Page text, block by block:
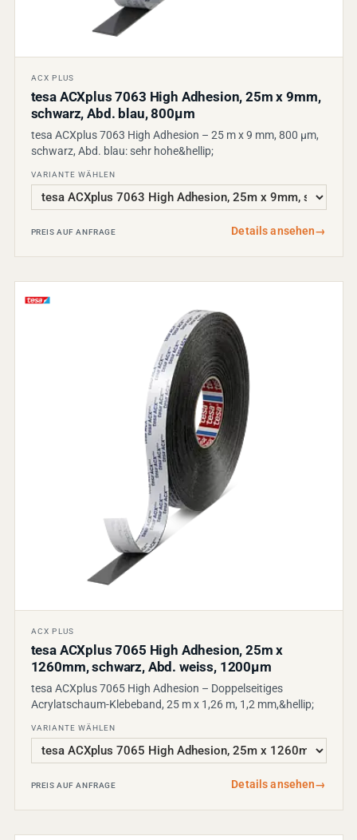
ACX PLUS
tesa ACXplus 7063 High Adhesion, 25m x 9mm,
schwarz, Abd. blau, 800µm
tesa ACXplus 7063 High Adhesion – 25 m x 9 mm, 800 µm,
schwarz, Abd. blau: sehr hohe&hellip;
VARIANTE WÄHLEN
PREIS AUF ANFRAGE Details ansehen→
ACX PLUS
tesa ACXplus 7065 High Adhesion, 25m x
1260mm, schwarz, Abd. weiss, 1200µm
tesa ACXplus 7065 High Adhesion – Doppelseitiges
Acrylatschaum-Klebeband, 25 m x 1,26 m, 1,2 mm,&hellip;
VARIANTE WÄHLEN
PREIS AUF ANFRAGE Details ansehen→